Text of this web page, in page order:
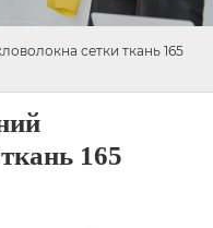
сетки ткань 165
165